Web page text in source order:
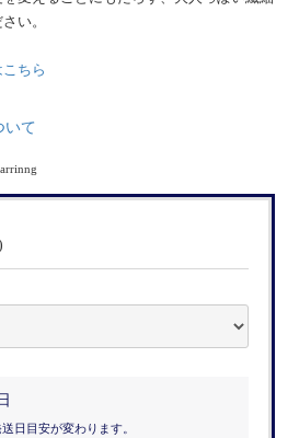
い。
ちら
いて
日目安が変わります。